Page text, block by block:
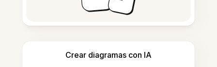
Crear diagramas con IA